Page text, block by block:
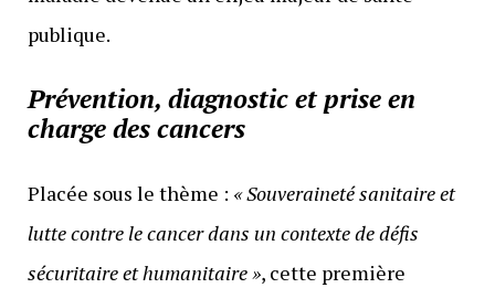
publique.
Prévention, diagnostic et prise en
charge des cancers
Placée sous le thème : « Souveraineté sanitaire et
lutte contre le cancer dans un contexte de défis
sécuritaire et humanitaire », cette première